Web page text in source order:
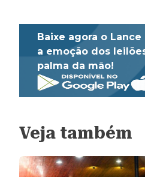
Baixe agora o Lance
a emoção dos
palma da mão!
Veja também